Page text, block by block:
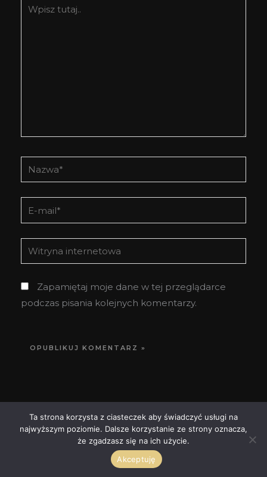
tutaj..
Nazwa*
E-
mail*
Witryna
internetowa
Zapamiętaj moje dane w tej przeglądarce
podczas pisania kolejnych komentarzy.
Popularne wpisy
Ta strona korzysta z ciasteczek aby świadczyć usługi na
najwyższym poziomie. Dalsze korzystanie ze strony oznacza,
że zgadzasz się na ich użycie.
Akceptuję